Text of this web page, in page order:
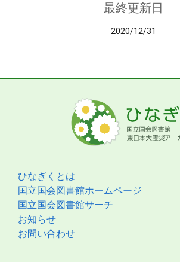
最終更新日
2020/12/31
ひなぎくとは
国立国会図書館ホームページ
国立国会図書館サーチ
お知らせ
お問い合わせ